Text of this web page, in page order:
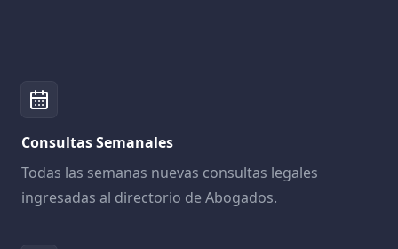
Consultas Semanales
Todas las semanas nuevas consultas legales
ingresadas al directorio de Abogados.